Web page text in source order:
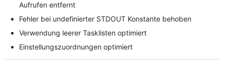
Aufrufen entfernt
Fehler bei undefinierter STDOUT Konstante behoben
Verwendung leerer Tasklisten optimiert
Einstellungszuordnungen optimiert